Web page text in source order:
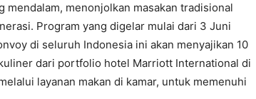
mendalam, menonjolkan masakan tradisional
Program yang digelar mulai dari 3 Juni
di seluruh Indonesia ini akan menyajikan 10
dari portfolio hotel Marriott International di
layanan makan di kamar, untuk memenuhi